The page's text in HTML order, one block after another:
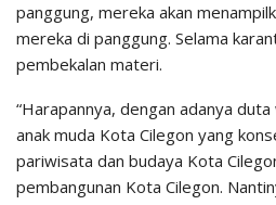
panggung, mereka akan
mereka di panggung. Selama
pembekalan materi.
“Harapannya, dengan adanya
anak muda Kota Cilegon yang
pariwisata dan budaya Kota
pembangunan Kota Cilegon.